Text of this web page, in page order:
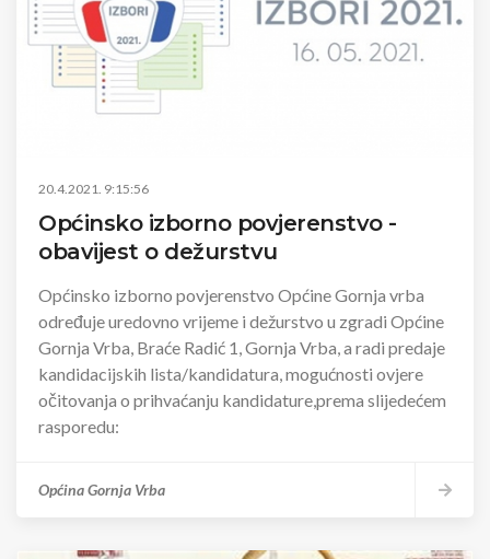
20.4.2021. 9:15:56
Općinsko izborno povjerenstvo -
obavijest o dežurstvu
Općinsko izborno povjerenstvo Općine Gornja vrba
određuje uredovno vrijeme i dežurstvo u zgradi Općine
Gornja Vrba, Braće Radić 1, Gornja Vrba, a radi predaje
kandidacijskih lista/kandidatura, mogućnosti ovjere
očitovanja o prihvaćanju kandidature,prema slijedećem
rasporedu:
Općina Gornja Vrba